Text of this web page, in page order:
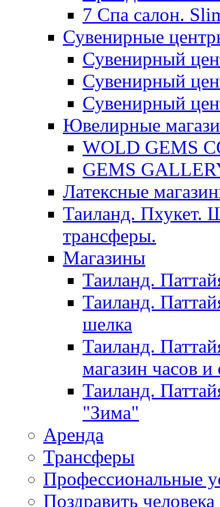
7 Спа салон.
Сувенирные
Сувенирный
Сувенирный
Сувенирный
Ювелирные
WOLD GEMS
GEMS
Латексные
Таиланд. Пхукет.
трансферы.
Магазины
Таиланд.
Таиланд.
шелка
Таиланд.
магазин часов
Таиланд.
"Зима"
Аренда
Трансферы
Профессиональные
Поздравить